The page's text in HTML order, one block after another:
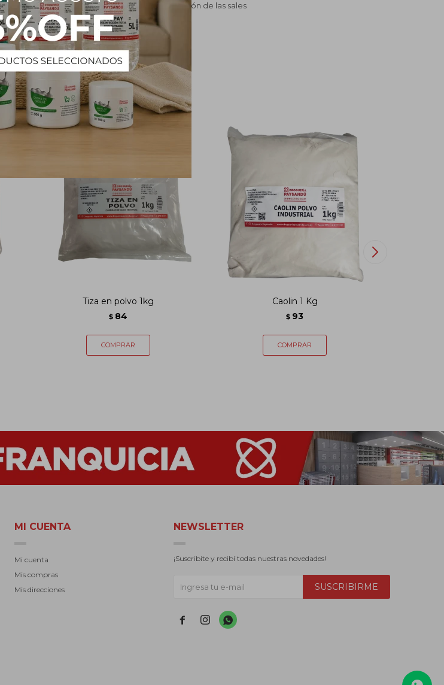
que tiene como objeto la eliminación de las sales
TE PUEDEN INTERESAR
Tiza en polvo 1kg
$ 84
Caolin 1 Kg
$ 93
MI CUENTA
Mi cuenta
Mis compras
Mis direcciones
NEWSLETTER
¡Suscribite y recibí todas nuestras novedades!
SUSCRIBIRME
  